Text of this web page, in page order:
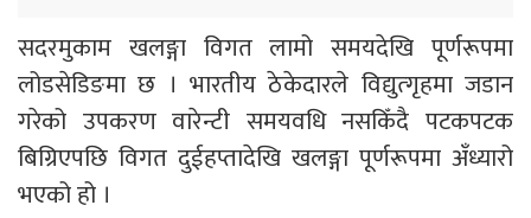
सदरमुकाम खलङ्गा विगत लामो समयदेखि पूर्णरूपमा
लोडसेडिङमा छ । भारतीय ठेकेदारले विद्युत्गृहमा जडान
गरेको उपकरण वारेन्टी समयवधि नसकिँदै पटकपटक
बिग्रिएपछि विगत दुईहप्तादेखि खलङ्गा पूर्णरूपमा अँध्यारो
भएको हो ।